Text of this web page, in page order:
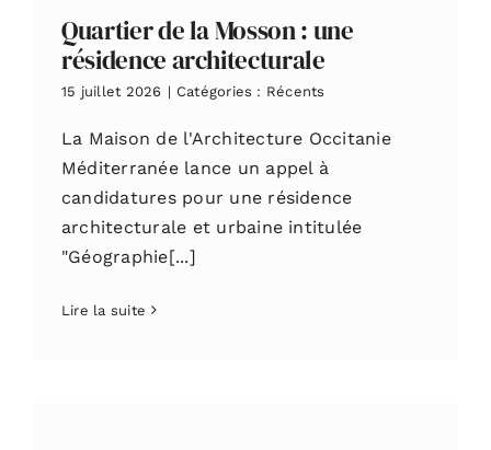
Quartier de la Mosson : une
résidence architecturale
15 juillet 2026 | Catégories : Récents
La Maison de l'Architecture Occitanie
Méditerranée lance un appel à
candidatures pour une résidence
architecturale et urbaine intitulée
"Géographie[...]
Lire la suite